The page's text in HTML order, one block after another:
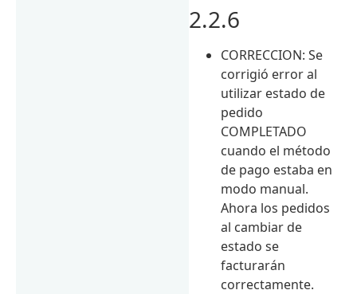
2.2.6
CORRECCION: Se
corrigió error al
utilizar estado de
pedido
COMPLETADO
cuando el método
de pago estaba en
modo manual.
Ahora los pedidos
al cambiar de
estado se
facturarán
correctamente.